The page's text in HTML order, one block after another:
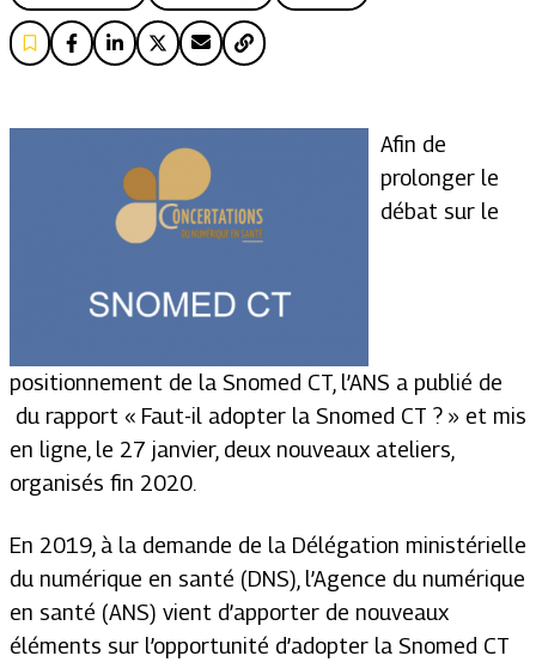
Afin de
prolonger le
débat sur le
positionnement de la Snomed CT, l’ANS a publié de
du rapport « Faut-il adopter la Snomed CT ? » et mis
en ligne, le 27 janvier, deux nouveaux ateliers,
organisés fin 2020.
En 2019, à la demande de la Délégation ministérielle
du numérique en santé (DNS), l’Agence du numérique
en santé (ANS) vient d’apporter de nouveaux
éléments sur l’opportunité d’adopter la Snomed CT